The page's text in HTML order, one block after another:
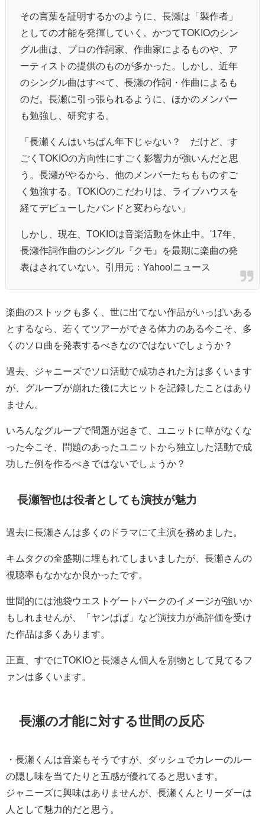
その言葉を証明するかのように、長瀬は「製作者」
としての才能を発揮していく。かつてTOKIOのシン
グル曲は、プロの作詞家、作曲家によるものや、ア
ーティストの提供のものが多かった。しかし、近年
のシングル曲はすべて、長瀬の作詞・作曲によるも
のだ。長瀬に引っ張られるように、ほかのメンバー
も勉強し、研究する。
「長瀬くんはいちばん年下じゃない？ だけど、す
ごくTOKIOの方向性にすごく影響力が強いんだと思
う。長瀬がやるから、他のメンバーたちもものすご
く勉強する。TOKIOのこだわりは、ライブハウスを
経てデビューしたバンドと変わらない」
しかし、現在、TOKIOは音楽活動を休止中。'17年、
長瀬作詞作曲のシングル『クモ』を最期に楽曲の発
表はされていない。引用元：Yahoo!ニュース
楽曲のストックも多く、世に出てない作品がいっぱいある
とするなら、若くてツアーができる体力のある今こそ、多
くのソロ曲を発表するべきなのではないでしょうか？
過去、ジャニーズでソロ活動で成功された方は多くいます
が、グループが崩れた後に大ヒットを記録したことはあり
ません。
いろんなグループで問題が起きて、ユニットに華がなくな
った今こそ、問題のあったユニットから独立した活動で成
功した例を作るべきではないでしょうか？
長瀬智也は役者としても演技が魅力
過去に長瀬さんは多くのドラマにて主演を務めました。
キムタクの全盛期に埋もれてしまいましたが、長瀬さんの
視聴率もなかなか良かったです。
世間的には池袋ウエストゲートパークのイメージが強いか
もしれませんが、「ヤンぱぱ」など演技力が高評価を受け
た作品は多くあります。
正直、すでにTOKIOと長瀬さん個人を別物として見てるフ
ァンは多くいます。
長瀬の才能に対する世間の反応
・ 長瀬くんは音楽もそうですが、ダッシュでカレーのルー
の隠し味を当てたりと五感が優れてると思います。
ジャニーズに興味はありませんが、長瀬くんとリーダーは
人として魅力的だと思う。